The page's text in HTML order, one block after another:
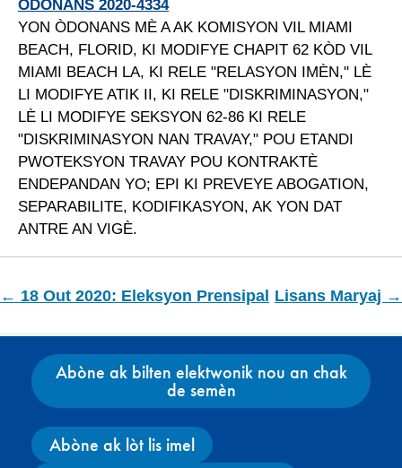
ÒDONANS 2020-4334
YON ÒDONANS MÈ A AK KOMISYON VIL MIAMI
BEACH, FLORID, KI MODIFYE CHAPIT 62 KÒD VIL
MIAMI BEACH LA, KI RELE "RELASYON IMÈN," LÈ
LI MODIFYE ATIK II, KI RELE "DISKRIMINASYON,"
LÈ LI MODIFYE SEKSYON 62-86 KI RELE
"DISKRIMINASYON NAN TRAVAY," POU ETANDI
PWOTEKSYON TRAVAY POU KONTRAKTÈ
ENDEPANDAN YO; EPI KI PREVEYE ABOGATION,
SEPARABILITE, KODIFIKASYON, AK YON DAT
ANTRE AN VIGÈ.
← 18 Out 2020: Eleksyon Prensipal Lisans Maryaj →
Abòne ak bilten elektwonik nou an chak
de semèn
Abòne ak lòt lis imel